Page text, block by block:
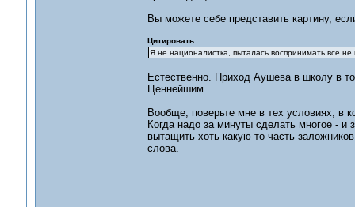
Вы можете себе представить картину,
Цитировать
Я не националистка, пыталась воспринимать все
Естественно. Приход Аушева в школу в
Ценнейшим .
Вообще, поверьте мне в тех условиях, в
Когда надо за минуты сделать многое - и
вытащить хоть какую то часть
слова.